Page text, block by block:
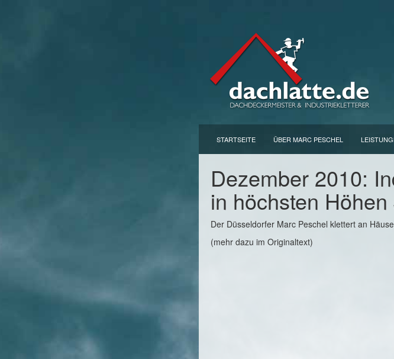
STARTSEITE ÜBER MARC PESCHEL
Dezember 2010:
in höchsten Höhen
Der Düsseldorfer Marc Peschel klettert an
(mehr dazu im Originaltext)